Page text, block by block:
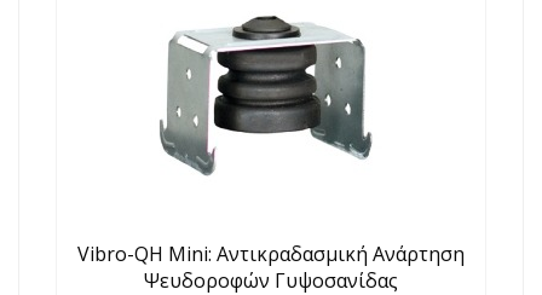
Vibro-QH Mini: Αντικραδασμική Ανάρτηση
Ψευδοροφών Γυψοσανίδας